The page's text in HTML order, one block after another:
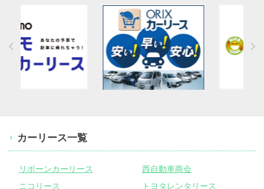
カーリース一覧
リボーンカーリース
西自動車商会
ニコリース
トヨタレンタリース